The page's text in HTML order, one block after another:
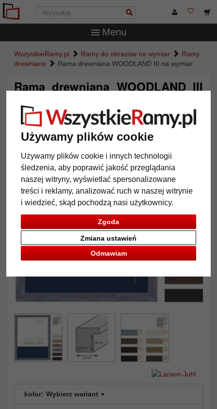
Używamy plików cookie
Używamy plików cookie i innych technologii
śledzenia, aby poprawić jakość przeglądania
naszej witryny, wyświetlać spersonalizowane
treści i reklamy, analizować ruch w naszej witrynie
i wiedzieć, skąd pochodzą nasi użytkownicy.
Zgoda
Odmawiam
Zmiana ustawień
Menu
WszystkieRamy.pl Ramy do obrazów na wymiar
Ramy
drewniane
Rama drewniana WOODLAND III na wymiar
Rama drewniana WOODLAND III
Powrót
kolor: Wybierz wariant